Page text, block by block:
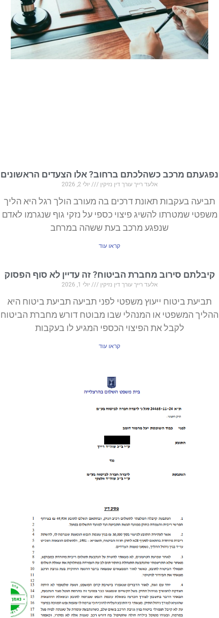
מרכב כשהלכתם ברחוב? אלו הצעדים הראשונים
אלעד רייך עורך דין נזיקין יולי 2, 2026
בעקבות תאונת דרכים בה מעורב הולך רגל היא הליך
שמטרתו להשיג פיצוי כספי על נזקי גוף שנגרמו לאדם
שנפגע מרכב בעת ששהה במרחב
קראו עוד
סירוב מחברת הביטוח? זה עדיין לא סוף הפסוק
אלעד רייך עורך דין נזיקין יולי 1, 2026
ביטוח ייעוץ משפטי לפני תביעה תביעת ביטוח היא
המשפטי או המנהלי שבו מבוטח דורש מחברת הביטוח
לקבל את הפיצוי הכספי המגיע לו בעקבות
קראו עוד